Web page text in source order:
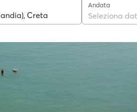
Andata
Seleziona